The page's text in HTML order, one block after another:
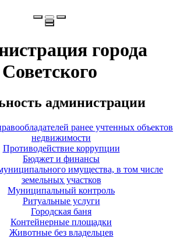
города
Советского
администрации
ранее учтенных объектов
недвижимости
Противодействие коррупции
Бюджет и финансы
имущества, в том числе
земельных участков
Муниципальный контроль
Ритуальные услуги
Городская баня
Контейнерные площадки
Животные без владельцев